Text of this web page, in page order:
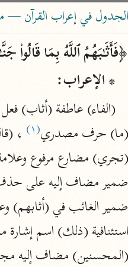
بحث
characters for
جامع البيان
ابن جرير الطبري (٣١٠ هـ)
نحو ٢٨ مجلدًا
تفسير القرآن العظيم
ابن كثير (٧٧٤ هـ)
الجدول في إعراب القرآن —
﴿فَأَثَـٰبَهُمُ ٱللَّهُ بِمَا
* الإعراب:
(ما) حرف مصدري(١)
(تجري) مضارع مرفوع
(المحسنين) مضاف إليه